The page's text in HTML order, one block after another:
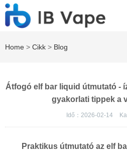
Home > Cikk > Blog
Átfogó elf bar liquid útmutató -
gyakorlati tippek a
Idő：2026-02-14
Praktikus útmutató az elf